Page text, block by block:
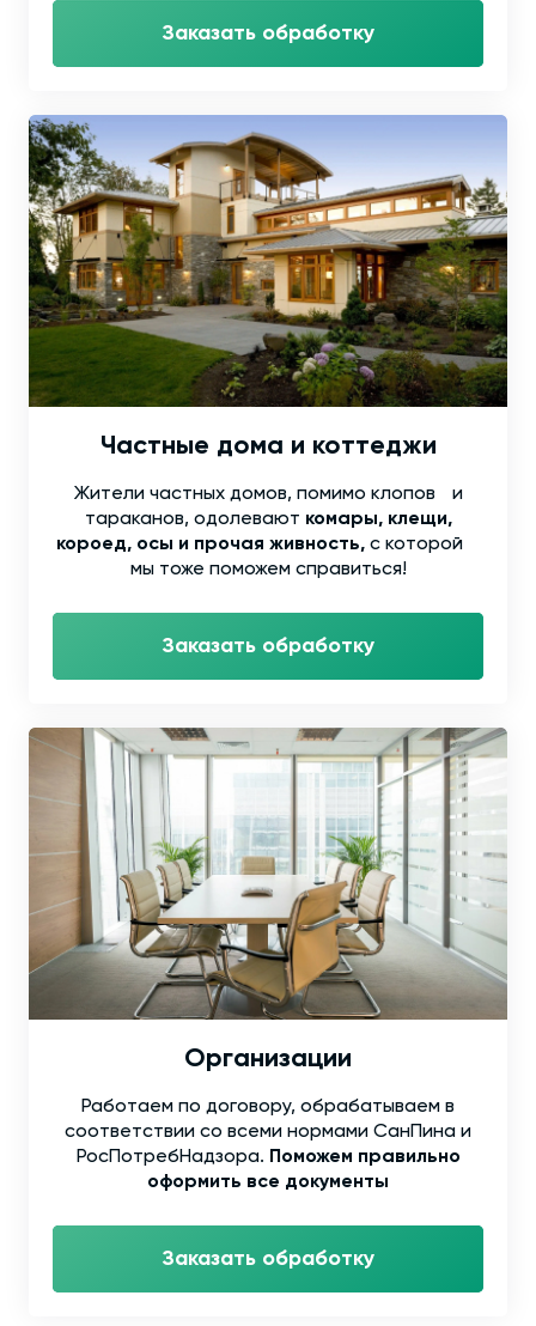
Заказать обработку
Частные дома и коттеджи
Жители частных домов, помимо клопов и
тараканов, одолевают комары, клещи,
короед, осы и прочая живность, с которой
мы тоже поможем справиться!
Заказать обработку
Организации
Работаем по договору, обрабатываем в
соответствии со всеми нормами СанПина и
РосПотребНадзора. Поможем правильно
оформить все документы
Заказать обработку